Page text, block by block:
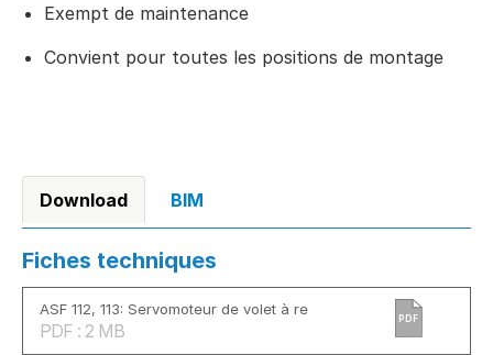
Exempt de maintenance
Convient pour toutes les positions de montage
Download BIM
Fiches techniques
ASF 112, 113: Servomoteur de volet à re
PDF : 2 MB
PDF